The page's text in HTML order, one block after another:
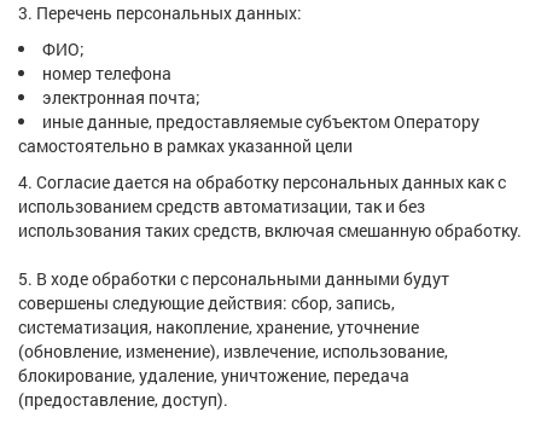
3. Перечень персональных данных:
ФИО;
номер телефона
электронная почта;
иные данные, предоставляемые субъектом Оператору
самостоятельно в рамках указанной цели
4. Согласие дается на обработку персональных данных как с
использованием средств автоматизации, так и без
использования таких средств, включая смешанную обработку.
5. В ходе обработки с персональными данными будут
совершены следующие действия: сбор, запись,
систематизация, накопление, хранение, уточнение
(обновление, изменение), извлечение, использование,
блокирование, удаление, уничтожение, передача
(предоставление, доступ).